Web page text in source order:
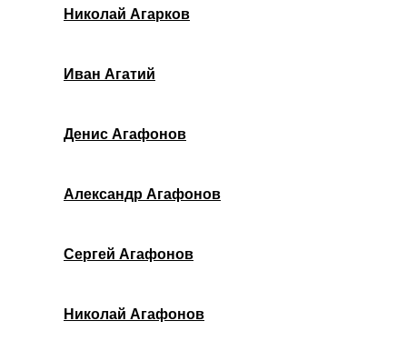
Николай Агарков
Иван Агатий
Денис Агафонов
Александр Агафонов
Сергей Агафонов
Николай Агафонов